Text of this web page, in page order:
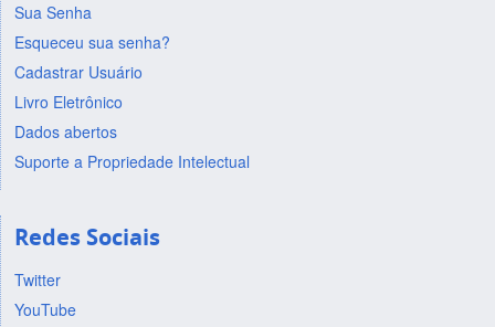
Sua Senha
Esqueceu sua senha?
Cadastrar Usuário
Livro Eletrônico
Dados abertos
Suporte a Propriedade Intelectual
Redes Sociais
Twitter
YouTube